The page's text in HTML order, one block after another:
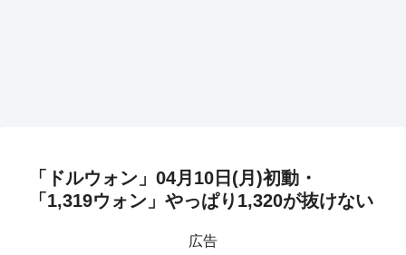
「ドルウォン」04月10日(月)初動・
「1,319ウォン」やっぱり1,320が抜けない
広告